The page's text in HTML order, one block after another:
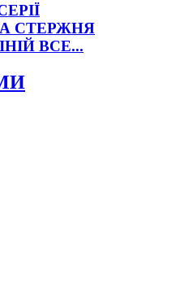
СТЕРЖНЯ
ВСЕ...